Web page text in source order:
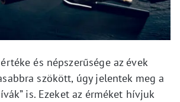
és népszerűsége az évek
szökött, úgy jelentek meg a
is. Ezeket az érméket hívjuk